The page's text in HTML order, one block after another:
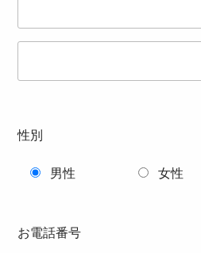
性別
男性 女性
お電話番号